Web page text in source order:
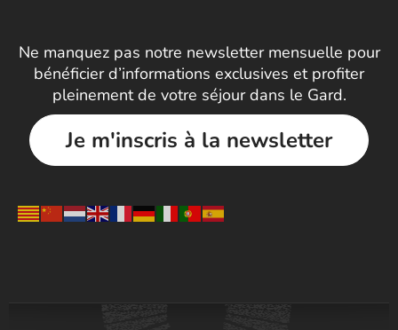
Ne manquez pas notre newsletter mensuelle pour
bénéficier d’informations exclusives et profiter
pleinement de votre séjour dans le Gard.
Je m'inscris à la newsletter